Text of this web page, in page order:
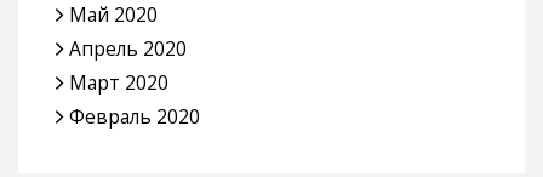
Май 2020
Апрель 2020
Март 2020
Февраль 2020